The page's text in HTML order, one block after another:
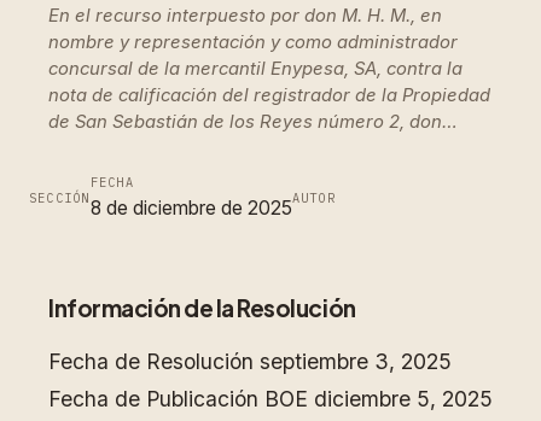
En el recurso interpuesto por don M. H. M., en
nombre y representación y como administrador
concursal de la mercantil Enypesa, SA, contra la
nota de calificación del registrador de la Propiedad
de San Sebastián de los Reyes número 2, don…
SECCIÓN
FECHA
8 de diciembre de 2025AUTOR
Información de la Resolución
Fecha de Resolución septiembre 3, 2025
Fecha de Publicación BOE diciembre 5, 2025